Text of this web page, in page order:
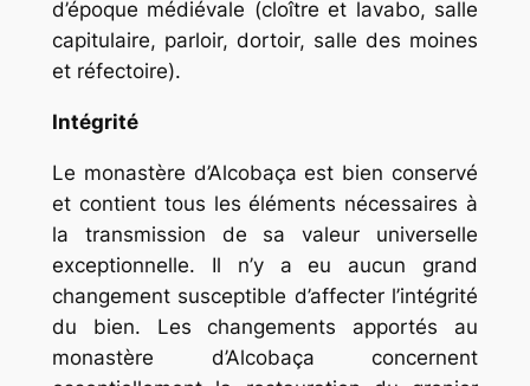
d’époque médiévale (cloître et lavabo, salle
capitulaire, parloir, dortoir, salle des moines
et réfectoire).
Intégrité
Le monastère d’Alcobaça est bien conservé
et contient tous les éléments nécessaires à
la transmission de sa valeur universelle
exceptionnelle. Il n’y a eu aucun grand
changement susceptible d’affecter l’intégrité
du bien. Les changements apportés au
monastère d’Alcobaça concernent